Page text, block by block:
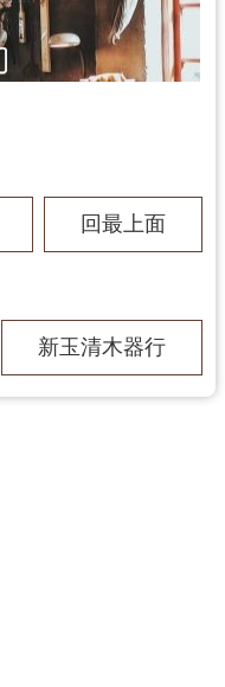
回最上面
新玉清木器行